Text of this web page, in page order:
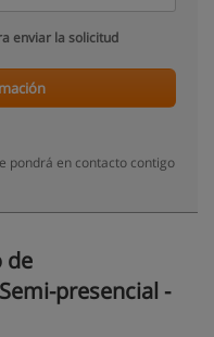
enviar la solicitud
pondrá en contacto contigo
de
presencial -